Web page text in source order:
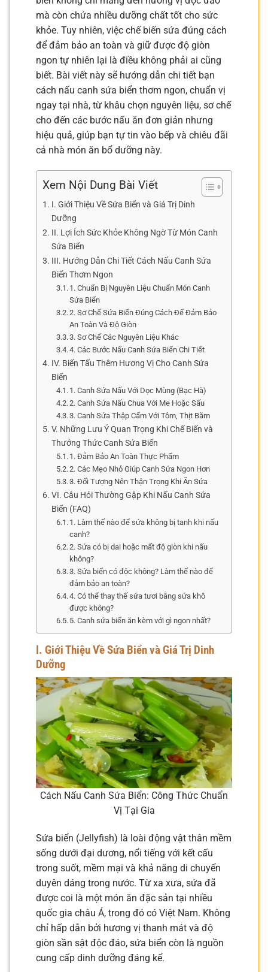
mà còn chứa nhiều dưỡng chất tốt cho sức
khỏe. Tuy nhiên, việc chế biến sứa đúng cách
để đảm bảo an toàn và giữ được độ giòn
ngon tự nhiên lại là điều không phải ai cũng
biết. Bài viết này sẽ hướng dẫn chi tiết bạn
cách nấu canh sứa biển thơm ngon, chuẩn vị
ngay tại nhà, từ khâu chọn nguyên liệu, sơ chế
cho đến các bước nấu ăn đơn giản nhưng
hiệu quả, giúp bạn tự tin vào bếp và chiêu đãi
cả nhà món ăn bổ dưỡng này.
Xem Nội Dung Bài Viết
I. Giới Thiệu Về Sứa Biển và Giá Trị Dinh
Dưỡng
II. Lợi Ích Sức Khỏe Không Ngờ Từ Món Canh
Sứa Biển
III. Hướng Dẫn Chi Tiết Cách Nấu Canh Sứa
Biển Thơm Ngon
1. Chuẩn Bị Nguyên Liệu Chuẩn Món Canh
Sứa Biển
2. Sơ Chế Sứa Biển Đúng Cách Để Đảm Bảo
An Toàn Và Độ Giòn
3. Sơ Chế Các Nguyên Liệu Khác
4. Các Bước Nấu Canh Sứa Biển Chi Tiết
IV. Biến Tấu Thêm Hương Vị Cho Canh Sứa
Biển
1. Canh Sứa Nấu Với Dọc Mùng (Bạc Hà)
2. Canh Sứa Nấu Chua Với Me Hoặc Sấu
3. Canh Sứa Thập Cẩm Với Tôm, Thịt Băm
V. Những Lưu Ý Quan Trọng Khi Chế Biến và
Thưởng Thức Canh Sứa Biển
1. Đảm Bảo An Toàn Thực Phẩm
2. Các Mẹo Nhỏ Giúp Canh Sứa Ngon Hơn
3. Đối Tượng Nên Thận Trọng Khi Ăn Sứa
VI. Câu Hỏi Thường Gặp Khi Nấu Canh Sứa
Biển (FAQ)
1. Làm thế nào để sứa không bị tanh khi nấu
canh?
2. Sứa có bị dai hoặc mất độ giòn khi nấu
không?
3. Sứa biển có độc không? Làm thế nào để
đảm bảo an toàn?
4. Có thể thay thế sứa tươi bằng sứa khô
được không?
5. Canh sứa biển ăn kèm với gì ngon nhất?
I. Giới Thiệu Về Sứa Biển và Giá Trị Dinh
Dưỡng
Cách Nấu Canh Sứa Biển: Công Thức Chuẩn
Vị Tại Gia
Sứa biển (Jellyfish) là loài động vật thân mềm
sống dưới đại dương, nổi tiếng với kết cấu
trong suốt, mềm mại và khả năng di chuyển
duyên dáng trong nước. Từ xa xưa, sứa đã
được coi là một món ăn đặc sản tại nhiều
quốc gia châu Á, trong đó có Việt Nam. Không
chỉ hấp dẫn bởi hương vị thanh mát và độ
giòn sần sật độc đáo, sứa biển còn là nguồn
cung cấp dinh dưỡng đáng kể.